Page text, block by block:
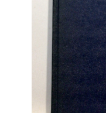
Filosofi
Håndværk
Historie